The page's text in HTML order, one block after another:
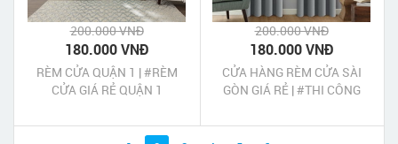
200.000 VNĐ
180.000 VNĐ
RÈM CỬA QUẬN 1 | #RÈM
CỬA GIÁ RẺ QUẬN 1
200.000 VNĐ
180.000 VNĐ
CỬA HÀNG RÈM CỬA SÀI
GÒN GIÁ RẺ | #THI CÔNG
TẠI TP HCM